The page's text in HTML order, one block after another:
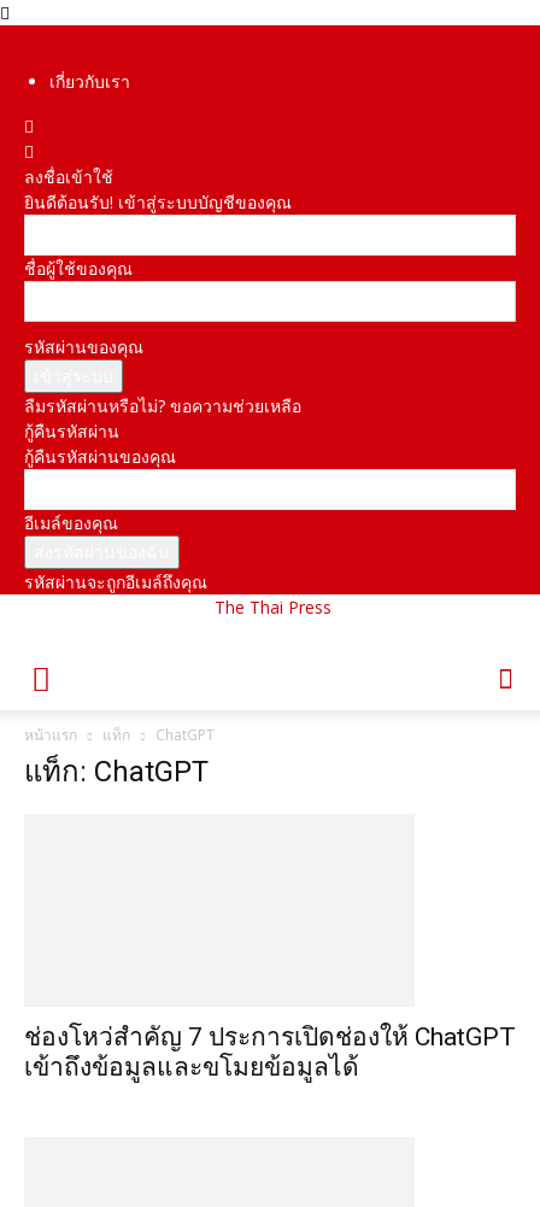
เกี่ยวกับเรา
ลงชื่อเข้าใช้
ยินดีต้อนรับ! เข้าสู่ระบบบัญชีของคุณ
ชื่อผู้ใช้ของคุณ
รหัสผ่านของคุณ
ลืมรหัสผ่านหรือไม่? ขอความช่วยเหลือ
กู้คืนรหัสผ่าน
กู้คืนรหัสผ่านของคุณ
อีเมล์ของคุณ
รหัสผ่านจะถูกอีเมล์ถึงคุณ
The Thai Press
หน้าแรก แท็ก ChatGPT
แท็ก: ChatGPT
ช่องโหว่สำคัญ 7 ประการเปิดช่องให้ ChatGPT
เข้าถึงข้อมูลและขโมยข้อมูลได้